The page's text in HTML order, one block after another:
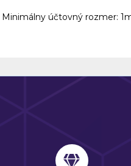
Minimálny účtovný rozmer: